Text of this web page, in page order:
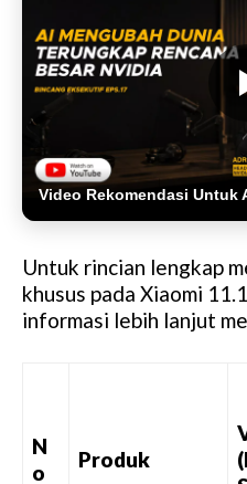
Video Rekomendasi Untuk
Untuk rincian lengkap
khusus pada Xiaomi
informasi lebih lanjut
N
o
Produk